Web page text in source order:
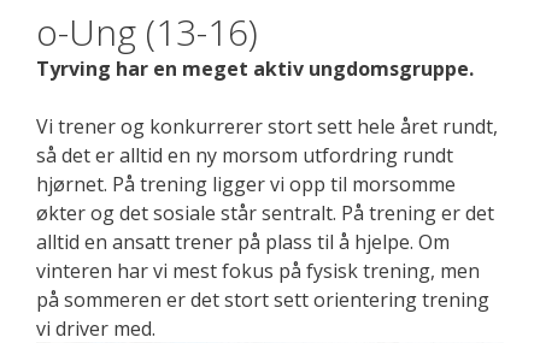
o-Ung (13-16)
Tyrving har en meget aktiv ungdomsgruppe.
Vi trener og konkurrerer stort sett hele året rundt,
så det er alltid en ny morsom utfordring rundt
hjørnet. På trening ligger vi opp til morsomme
økter og det sosiale står sentralt. På trening er det
alltid en ansatt trener på plass til å hjelpe. Om
vinteren har vi mest fokus på fysisk trening, men
på sommeren er det stort sett orientering trening
vi driver med.